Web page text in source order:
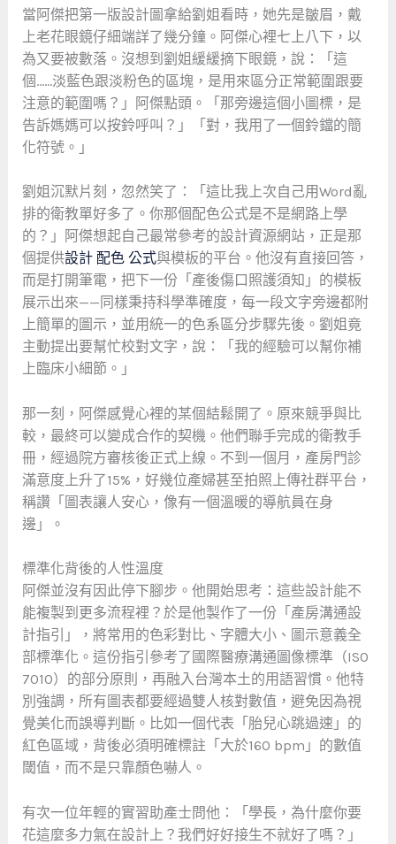
當阿傑把第一版設計圖拿給劉姐看時，她先是皺眉，戴
上老花眼鏡仔細端詳了幾分鐘。阿傑心裡七上八下，以
為又要被數落。沒想到劉姐緩緩摘下眼鏡，說：「這
個……淡藍色跟淡粉色的區塊，是用來區分正常範圍跟要
注意的範圍嗎？」阿傑點頭。「那旁邊這個小圖標，是
告訴媽媽可以按鈴呼叫？」「對，我用了一個鈴鐺的簡
化符號。」
劉姐沉默片刻，忽然笑了：「這比我上次自己用Word亂
排的衛教單好多了。你那個配色公式是不是網路上學
的？」阿傑想起自己最常參考的設計資源網站，正是那
個提供設計 配色 公式與模板的平台。他沒有直接回答，
而是打開筆電，把下一份「產後傷口照護須知」的模板
展示出來——同樣秉持科學準確度，每一段文字旁邊都附
上簡單的圖示，並用統一的色系區分步驟先後。劉姐竟
主動提出要幫忙校對文字，說：「我的經驗可以幫你補
上臨床小細節。」
那一刻，阿傑感覺心裡的某個結鬆開了。原來競爭與比
較，最終可以變成合作的契機。他們聯手完成的衛教手
冊，經過院方審核後正式上線。不到一個月，產房門診
滿意度上升了15%，好幾位產婦甚至拍照上傳社群平台，
稱讚「圖表讓人安心，像有一個溫暖的導航員在身
邊」。
標準化背後的人性溫度
阿傑並沒有因此停下腳步。他開始思考：這些設計能不
能複製到更多流程裡？於是他製作了一份「產房溝通設
計指引」，將常用的色彩對比、字體大小、圖示意義全
部標準化。這份指引參考了國際醫療溝通圖像標準（ISO
7010）的部分原則，再融入台灣本土的用語習慣。他特
別強調，所有圖表都要經過雙人核對數值，避免因為視
覺美化而誤導判斷。比如一個代表「胎兒心跳過速」的
紅色區域，背後必須明確標註「大於160 bpm」的數值
閾值，而不是只靠顏色嚇人。
有次一位年輕的實習助產士問他：「學長，為什麼你要
花這麼多力氣在設計上？我們好好接生不就好了嗎？」